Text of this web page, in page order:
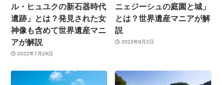
ル・ヒュユクの新石器時代
遺跡」とは？発見された女
神像も含めて世界遺産マニ
アが解説
2022年7月29日
ニェジーシュの庭園と城」
とは？世界遺産マニアが解
説
2023年9月2日